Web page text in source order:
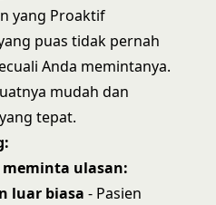
yang Proaktif
puas tidak pernah
Anda memintanya.
mudah dan
tepat.
ulasan:
luar biasa - Pasien